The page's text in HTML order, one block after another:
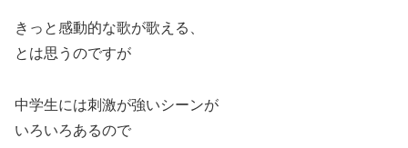
きっと感動的な歌が歌える、
とは思うのですが
中学生には刺激が強いシーンが
いろいろあるので